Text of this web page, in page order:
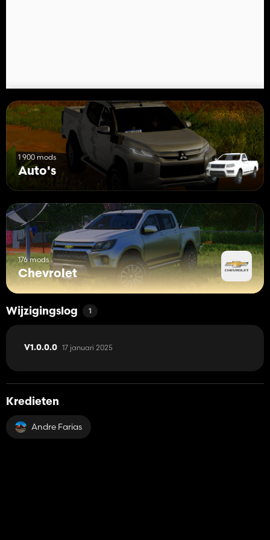
1 900 mods
Auto's
176 mods
Chevrolet
Wijzigingslog 1
V1.0.0.0 17 januari 2025
Kredieten
Andre Farias